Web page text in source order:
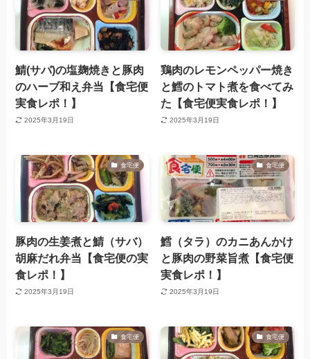
鯖(サバ)の塩麹焼きと豚肉
のハーブ和え弁当【食宅便
実食レポ！】
2025年3月19日
鶏肉のレモンペッパー焼き
と鱈のトマト煮を食べてみ
た【食宅便実食レポ！】
2025年3月19日
食宅便
豚肉の生姜煮と鯖（サバ）
胡麻だれ弁当【食宅便の実
食レポ！】
2025年3月19日
食宅便
鱈（タラ）のカニあんかけ
と豚肉の野菜旨煮【食宅便
実食レポ！】
2025年3月19日
食宅便 食宅便